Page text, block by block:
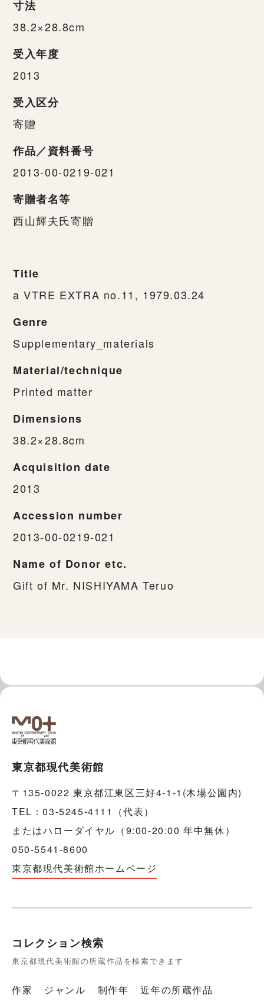
寸法
38.2×28.8cm
受入年度
2013
受入区分
寄贈
作品／資料番号
2013-00-0219-021
寄贈者名等
西山輝夫氏寄贈
Title
a VTRE EXTRA no.11, 1979.03.24
Genre
Supplementary_materials
Material/technique
Printed matter
Dimensions
38.2×28.8cm
Acquisition date
2013
Accession number
2013-00-0219-021
Name of Donor etc.
Gift of Mr. NISHIYAMA Teruo
東京都現代美術館
〒135-0022 東京都江東区三好4-1-1(木場公園内)
TEL：03-5245-4111（代表）
またはハローダイヤル（9:00-20:00 年中無休）
050-5541-8600
東京都現代美術館ホームページ
コレクション検索
東京都現代美術館の所蔵作品を検索できます
作家 ジャンル 制作年 近年の所蔵作品